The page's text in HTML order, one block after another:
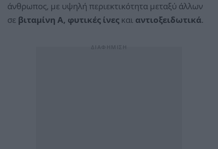
άνθρωπος, με υψηλή περιεκτικότητα μεταξύ άλλων
σε βιταμίνη Α, φυτικές ίνες και αντιοξειδωτικά.